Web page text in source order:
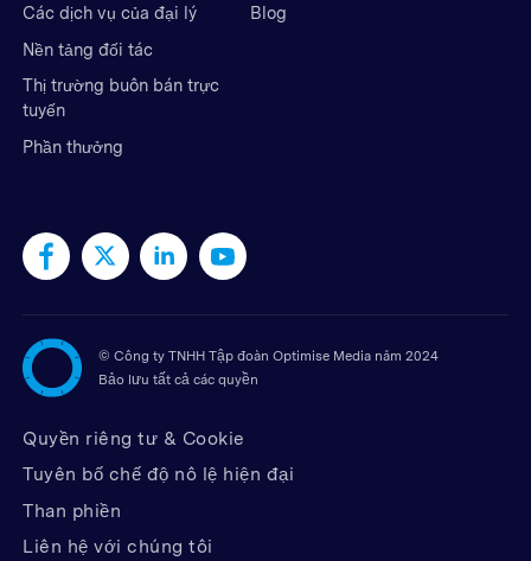
Các dịch vụ của đại lý
Nền tảng đối tác
Thị trường buôn bán trực
tuyến
Phần thưởng
Blog
© Công ty TNHH Tập đoàn Optimise Media năm 2024
Bảo lưu tất cả các quyền
Quyền riêng tư & Cookie
Tuyên bố chế độ nô lệ hiện đại
Than phiền
Liên hệ với chúng tôi